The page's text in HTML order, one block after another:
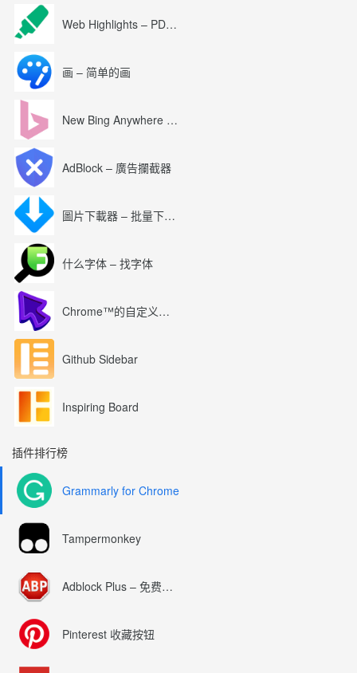
Web Highlights – PDF & Web Highlighter
画 – 简单的画
New Bing Anywhere (Bing Chat GPT-4)
AdBlock – 廣告攔截器
圖片下載器 – 批量下載圖片
什么字体 – 找字体
Chrome™的自定义光标
Github Sidebar
Inspiring Board
插件排行榜
Grammarly for Chrome
Tampermonkey
Adblock Plus – 免费的广告拦截器
Pinterest 收藏按钮